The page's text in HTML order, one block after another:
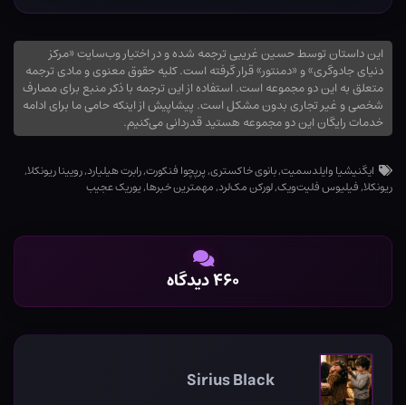
این داستان توسط حسین غریبی ترجمه شده و در اختیار وب‌سایت «مرکز
دنیای جادوگری» و «دمنتور» قرار گرفته است. کلیه حقوق معنوی و مادی ترجمه
متعلق به این دو مجموعه است. استفاده از این ترجمه با ذکر منبع برای مصارف
شخصی و غیر تجاری بدون مشکل است. پیشاپیش از اینکه حامی ما برای ادامه
خدمات رایگان این دو مجموعه هستید قدردانی می‌کنیم.
ایگنیشیا وایلدسمیت,بانوی خاکستری,پرپچوا فنکورت,رابرت هیلیارد,رویینا ریونکلا,
ریونکلا,فیلیوس فلیت‌ویک,لورکن مک‌لرد,مهمترین خبرها,یوریک عجیب
۴۶۰ دیدگاه
Sirius Black